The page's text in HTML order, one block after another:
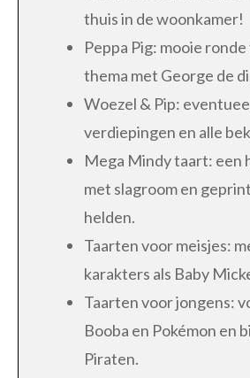
thuis in de woonkamer!
Peppa Pig: mooie
thema met George de
Woezel & Pip:
verdiepingen en alle
Mega Mindy taart: een
met slagroom en
helden.
Taarten voor meisjes:
karakters als Baby
Taarten voor jongens:
Booba en Pokémon en
Piraten.